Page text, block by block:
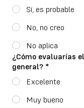
Sí, es probable
No, no creo
No aplica
¿Cómo evaluarías
general? *
Excelente
Muy bueno